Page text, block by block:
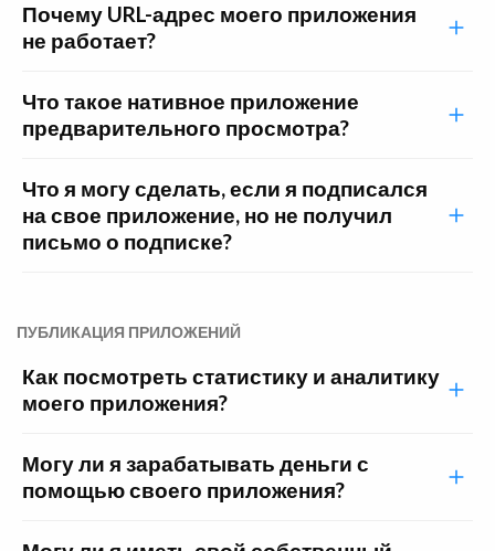
Почему URL-адрес моего приложения
не работает?
Что такое нативное приложение
предварительного просмотра?
Что я могу сделать, если я подписался
на свое приложение, но не получил
письмо о подписке?
ПУБЛИКАЦИЯ ПРИЛОЖЕНИЙ
Как посмотреть статистику и аналитику
моего приложения?
Могу ли я зарабатывать деньги с
помощью своего приложения?